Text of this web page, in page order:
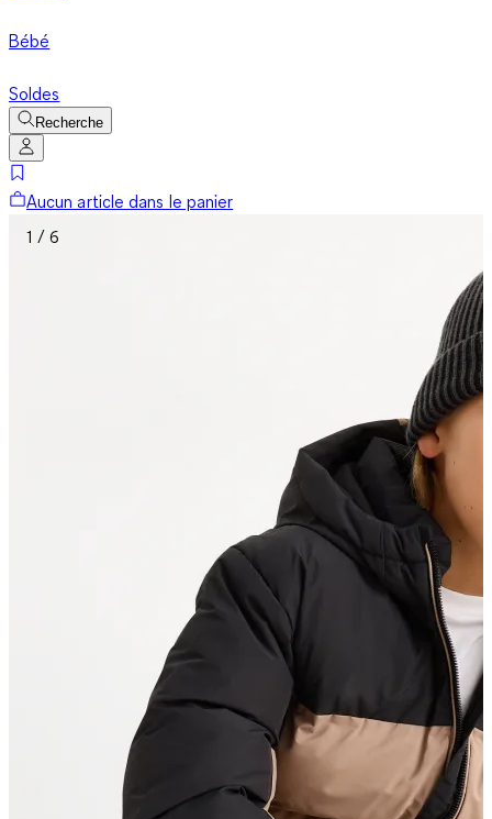
Bébé
Soldes
Recherche
Aucun article dans le panier
1 / 6